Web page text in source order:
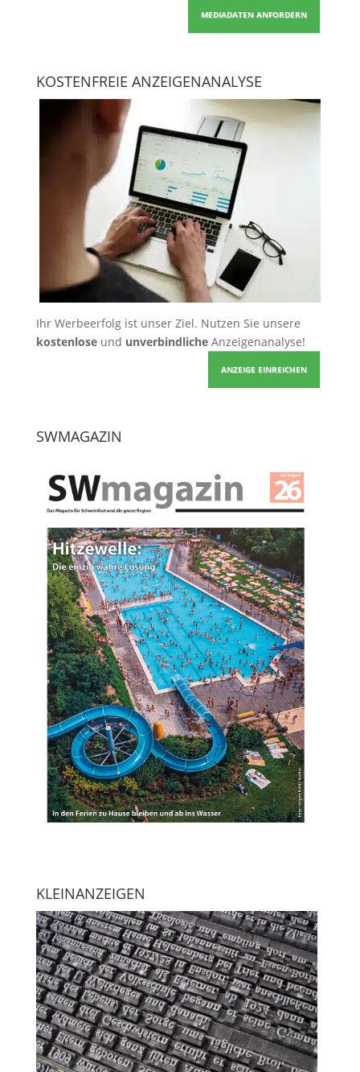
MEDIADATEN ANFORDERN
KOSTENFREIE ANZEIGENANALYSE
Ihr Werbeerfolg ist unser Ziel. Nutzen Sie unsere
kostenloseund unverbindlicheAnzeigenanalyse!
ANZEIGE EINREICHEN
SWMAGAZIN
KLEINANZEIGEN